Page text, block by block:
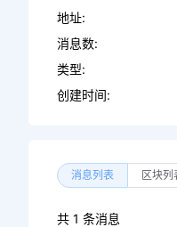
地址:
消息数:
类型:
创建时间:
消息列表 区块列
共 1 条消息